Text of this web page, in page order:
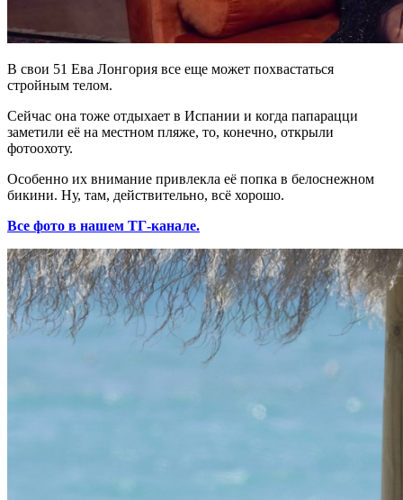
В свои 51 Ева Лонгория все еще может похвастаться
стройным телом.
Сейчас она тоже отдыхает в Испании и когда папарацци
заметили её на местном пляже, то, конечно, открыли
фотоохоту.
Особенно их внимание привлекла её попка в белоснежном
бикини. Ну, там, действительно, всё хорошо.
Все фото в нашем ТГ-канале.